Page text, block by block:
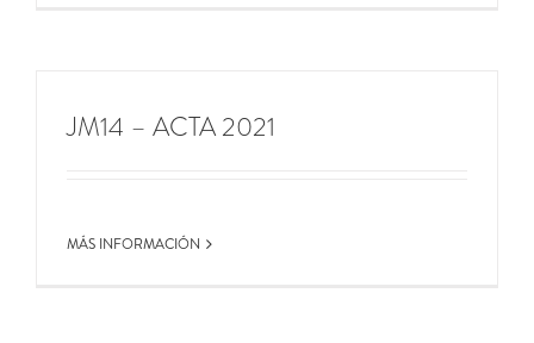
JM14 – ACTA 2021
MÁS INFORMACIÓN